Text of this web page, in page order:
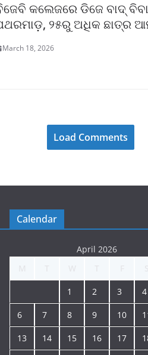
କଲେଜରେ ଡିଜେ ବାଦ୍
୨୫ରୁ ଅଧିକ ଛାତ୍ର
March 18, 2026
Load Comments
Calendar
April 2026
1 2 3 4
6 7 8 9 10
13 14 15 16 17